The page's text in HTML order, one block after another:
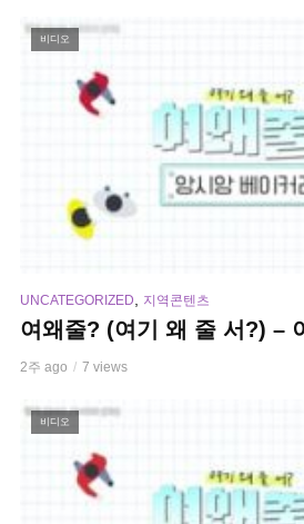
비디오
UNCATEGORIZED 지역콘텐츠
여왜줄? (여기 왜 줄 서?) –
2주 ago 7 views
비디오